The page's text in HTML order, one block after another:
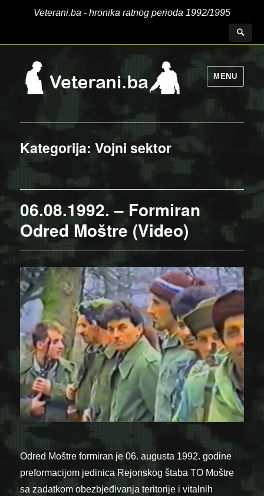
Veterani.ba - hronika ratnog perioda 1992/1995
MENU
Kategorija:Vojni sektor
06.08.1992. – Formiran
Odred Moštre (Video)
Odred Moštre formiran je 06. augusta 1992. godine
preformacijom jedinica Rejonskog štaba TO Moštre
sa zadatkom obezbjeđivanja teritorije i vitalnih